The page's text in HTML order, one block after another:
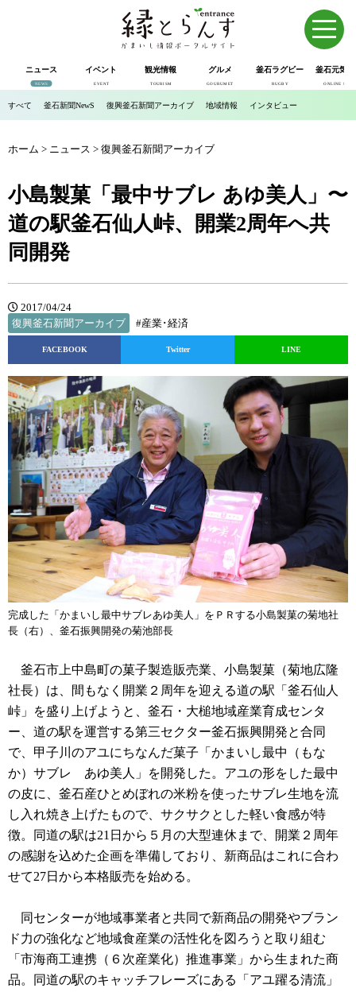
ニュース
NEWS
イベント
EVENT
観光情報
TOURISM
グルメ
GOURUMET
釜石ラグビー
RUGBY
釜石元気
ONLINE SHOP
すべて 釜石新聞NewS 復興釜石新聞アーカイブ 地域情報 インタビュー
ホーム > ニュース > 復興釜石新聞アーカイブ
小島製菓「最中サブレ あゆ美人」〜
道の駅釜石仙人峠、開業2周年へ共
同開発
2017/04/24
復興釜石新聞アーカイブ
#産業･経済
FACEBOOK Twitter LINE
完成した「かまいし最中サブレあゆ美人」をＰＲする小島製菓の菊地社
長（右）、釜石振興開発の菊池部長
釜石市上中島町の菓子製造販売業、小島製菓（菊地広隆
社長）は、間もなく開業２周年を迎える道の駅「釜石仙人
峠」を盛り上げようと、釜石・大槌地域産業育成センタ
ー、道の駅を運営する第三セクター釜石振興開発と合同
で、甲子川のアユにちなんだ菓子「かまいし最中（もな
か）サブレ あゆ美人」を開発した。アユの形をした最中
の皮に、釜石産ひとめぼれの米粉を使ったサブレ生地を流
し入れ焼き上げたもので、サクサクとした軽い食感が特
徴。同道の駅は21日から５月の大型連休まで、開業２周年
の感謝を込めた企画を準備しており、新商品はこれに合わ
せて27日から本格販売を始める。
同センターが地域事業者と共同で新商品の開発やブラン
ド力の強化など地域食産業の活性化を図ろうと取り組む
「市海商工連携（６次産業化）推進事業」から生まれた商
品。同道の駅のキャッチフレーズにある「アユ躍る清流」